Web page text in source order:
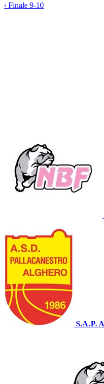
‹ Finale 9-10
S.A.P.